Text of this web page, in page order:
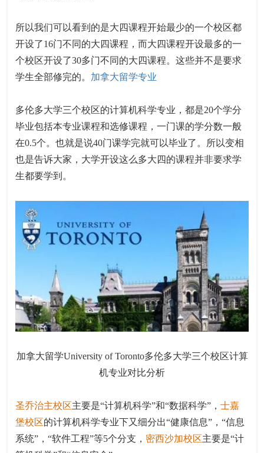
所以我们可以看到的是大四课程开始最少的一个校区都
开设了16门不同的大四课程，而大四课程开设最多的一
个校区开设了30多门不同的大四课程。这些并不是要求
学生全部修完的。 加拿大留学专业
多伦多大学三个校区的计算机科学专业，都是20个学分
毕业包括本专业课程和选修课程，一门课的学分数一般
在0.5个。也就是说40门课学完就可以毕业了。所以变相
也是告诉大家，大学开设这么多大四的课程并非要求学
生都要学到。
加拿大留学University of Toronto多伦多大学三个校区计算
机专业对比分析
圣乔治主校区主要是“计算机科学”和“数据科学”，士嘉
堡校区的计算机科学专业下又细分出“健康信息”，“信息
系统”，“软件工程”等5个分支， 密西沙加校区主要是“计